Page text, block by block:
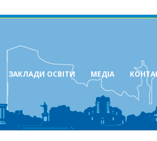
ЗАКЛАДИ ОСВІТИ МЕДІА